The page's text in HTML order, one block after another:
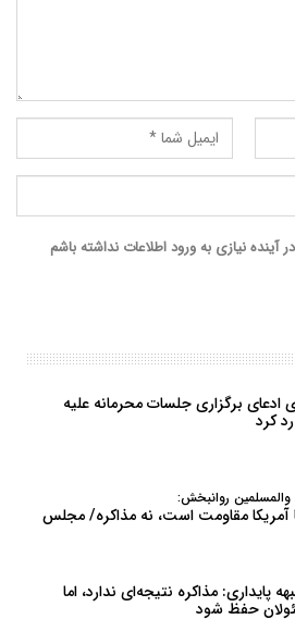
آینده نیازی به ورود اطلاعات نداشته باشم
ادعای برگزاری جلسات محرمانه علیه
کرد
روانبخش:
آمریکا مقاومت است، نه مذاکره/ مجلس
پایداری: مذاکره نتیجه‌ای ندارد، اما
حفظ شود